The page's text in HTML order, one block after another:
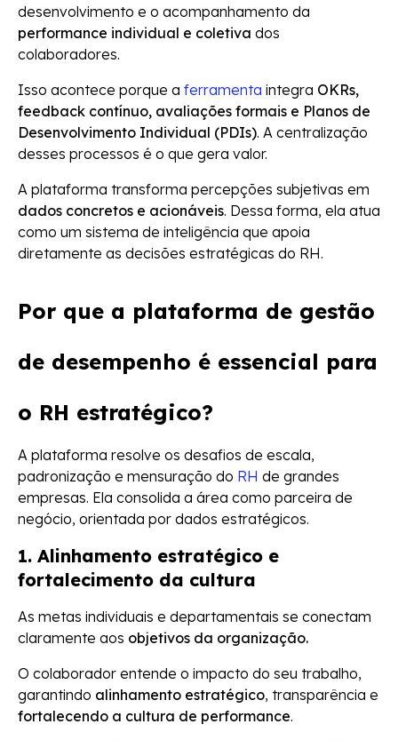
desenvolvimento e o acompanhamento da
performance individual e coletiva dos
colaboradores.
Isso acontece porque a ferramenta integra OKRs,
feedback contínuo, avaliações formais e Planos de
Desenvolvimento Individual (PDIs). A centralização
desses processos é o que gera valor.
A plataforma transforma percepções subjetivas em
dados concretos e acionáveis. Dessa forma, ela atua
como um sistema de inteligência que apoia
diretamente as decisões estratégicas do RH.
Por que a plataforma de gestão
de desempenho é essencial para
o RH estratégico?
A plataforma resolve os desafios de escala,
padronização e mensuração do RH de grandes
empresas. Ela consolida a área como parceira de
negócio, orientada por dados estratégicos.
1. Alinhamento estratégico e
fortalecimento da cultura
As metas individuais e departamentais se conectam
claramente aos objetivos da organização.
O colaborador entende o impacto do seu trabalho,
garantindo alinhamento estratégico, transparência e
fortalecendo a cultura de performance.